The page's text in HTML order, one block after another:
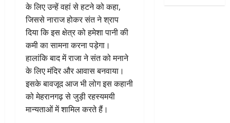
के लिए उन्हें वहां से हटने को कहा,
जिससे नाराज होकर संत ने श्राप
दिया कि इस क्षेत्र को हमेशा पानी की
कमी का सामना करना पड़ेगा।
हालांकि बाद में राजा ने संत को मनाने
के लिए मंदिर और आवास बनवाया।
इसके बावजूद आज भी लोग इस कहानी
को मेहरानगढ़ से जुड़ी रहस्यमयी
मान्यताओं में शामिल करते हैं।